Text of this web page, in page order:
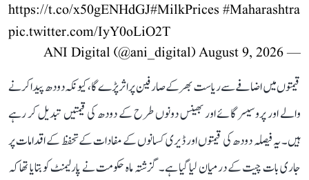
https://t.co/x50gENHdGJ#MilkPrices #Maharashtra
pic.twitter.com/IyY0oLiO2T
— ANI Digital (@ani_digital)
August 9, 2026
قیمتوں میں اضافے سے ریاست بھر کے صارفین پر اثر پڑے گا، کیونکہ دودھ پیدا کرنے
والے اور پروسیسر گائے اور بھینس دونوں طرح کے دودھ کی قیمتیں تبدیل کر رہے
ہیں۔ یہ فیصلہ دودھ کی قیمتوں اور ڈیری کسانوں کے مفادات کے تحفظ کے اقدامات پر
جاری بات چیت کے درمیان لیا گیا ہے۔ گزشتہ ماہ حکومت نے پارلیمنٹ کو بتایا تھا کہ